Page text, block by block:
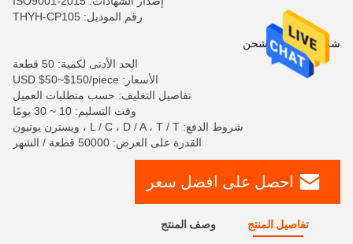
رقم الموديل: THYH-CP105
شروط الدفع والشحن
الحد الأدنى لكمية: 50 قطعة
الأسعار: USD $50~$150/piece
تفاصيل التغليف: حسب متطلبات العميل
وقت التسليم: 10 ~ 30 يومًا
شروط الدفع: L / C ، D / A ، T / T ، ويسترن يونيون
القدرة على العرض: 50000 قطعة / الشهر
احصل على افضل سعر
تفاصيل المنتج وصف المنتج